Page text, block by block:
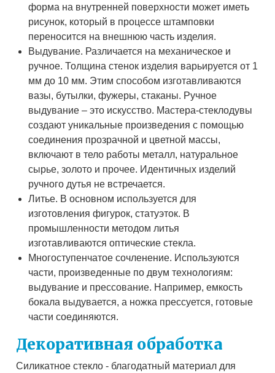
форма на внутренней поверхности может иметь
рисунок, который в процессе штамповки
переносится на внешнюю часть изделия.
Выдувание. Различается на механическое и
ручное. Толщина стенок изделия варьируется от 1
мм до 10 мм. Этим способом изготавливаются
вазы, бутылки, фужеры, стаканы. Ручное
выдувание – это искусство. Мастера-стеклодувы
создают уникальные произведения с помощью
соединения прозрачной и цветной массы,
включают в тело работы металл, натуральное
сырье, золото и прочее. Идентичных изделий
ручного дутья не встречается.
Литье. В основном используется для
изготовления фигурок, статуэток. В
промышленности методом литья
изготавливаются оптические стекла.
Многоступенчатое сочленение. Используются
части, произведенные по двум технологиям:
выдувание и прессование. Например, емкость
бокала выдувается, а ножка прессуется, готовые
части соединяются.
Декоративная обработка
Силикатное стекло - благодатный материал для